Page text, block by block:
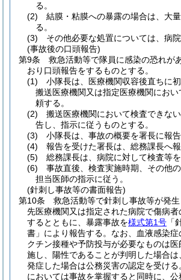
る。
(2)
結膜・粘膜への暴露の場合は、大
る。
(3)
その他必要な処置については、病院
(事故後の口頭報告)
第9条
救急活動等で隊員に感染の恐れが
おり口頭報告をするものとする。
(1)
小隊長は、医療機関収容後直ちに初
搬送医療機関又は指定医療機関にお
頼する。
(2)
搬送医療機関において検査できな
告し、指示に従うものとする。
(3)
小隊長は、事故の概要を署長に報告
(4)
報告を受けた署長は、総務課長へ報
(5)
総務課長は、病院に対して検査等を
(6)
事故直後、検査実施時期、その他の
担当医師の指示に従う。
(針刺し事故等の書面報告)
第10条
救急活動等で針刺し事故等が発
先医療機関又は指定された病院で傷病
するとともに、暴露事故を様式第1号 「
書」により報告する。 なお、血液感染
クチン接種や予防投与が必要なものは
施し、陽性であることが判明した場合は
発症した場合は公務災害の認定を受ける
においては事故を掌握すると同時に、